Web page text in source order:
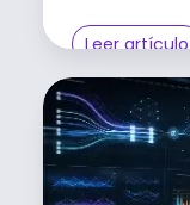
Leer artículo